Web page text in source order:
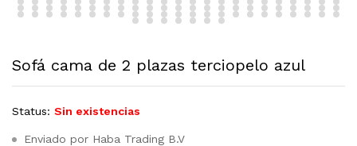
Sofá cama de 2 plazas terciopelo azul
Status: Sin existencias
Enviado por Haba Trading B.V